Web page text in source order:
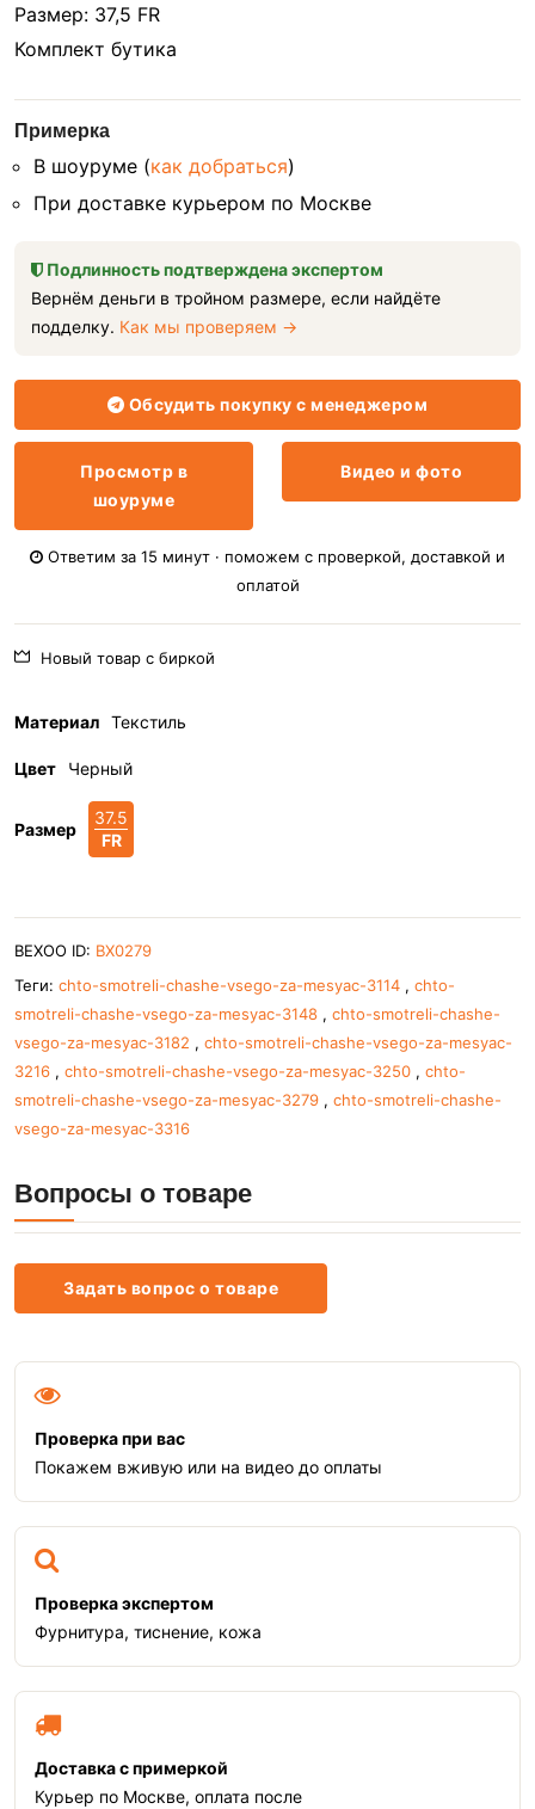
Размер: 37,5 FR
Комплект бутика
Примерка
В шоуруме (как добраться)
При доставке курьером по Москве
Подлинность подтверждена экспертом
Вернём деньги в тройном размере, если найдёте
подделку. Как мы проверяем →
Обсудить покупку с менеджером
Просмотр в
шоуруме
Видео и фото
Ответим за 15 минут · поможем с проверкой, доставкой и
оплатой
Новый товар с биркой
Материал Текстиль
Цвет Черный
Размер
37.5
FR
BEXOO ID: BX0279
Теги: chto-smotreli-chashe-vsego-za-mesyac-3114 , chto-
smotreli-chashe-vsego-za-mesyac-3148 , chto-smotreli-chashe-
vsego-za-mesyac-3182 , chto-smotreli-chashe-vsego-za-mesyac-
3216 , chto-smotreli-chashe-vsego-za-mesyac-3250 , chto-
smotreli-chashe-vsego-za-mesyac-3279 , chto-smotreli-chashe-
vsego-za-mesyac-3316
Вопросы о товаре
Задать вопрос о товаре
Проверка при вас
Покажем вживую или на видео до оплаты
Проверка экспертом
Фурнитура, тиснение, кожа
Доставка с примеркой
Курьер по Москве, оплата после